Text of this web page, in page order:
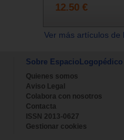
12.50 €
Ver más artículos
Sobre EspacioLogopédico
Quienes somos
Aviso Legal
Colabora con nosotros
Contacta
ISSN 2013-0627
Gestionar cookies